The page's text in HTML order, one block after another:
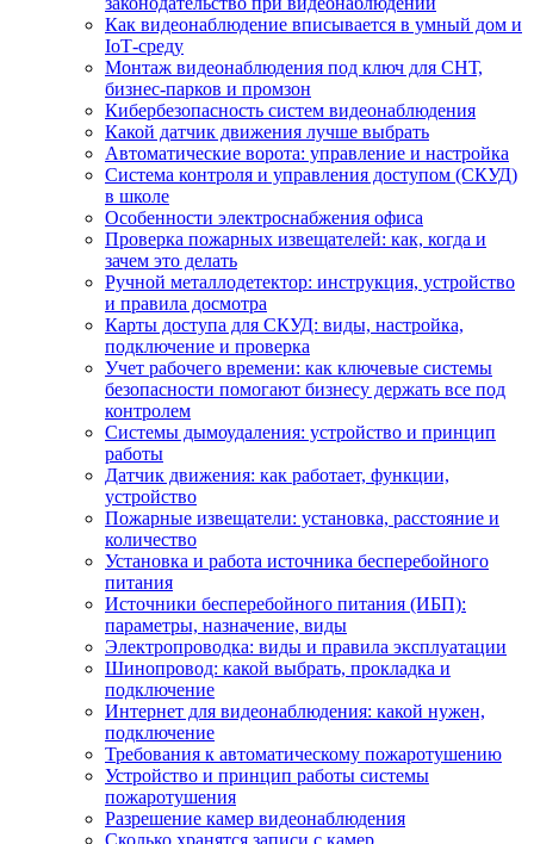
Как видеонаблюдение вписывается в умный дом и
IoT‑среду
Монтаж видеонаблюдения под ключ для СНТ,
бизнес‑парков и промзон
Кибербезопасность систем видеонаблюдения
Какой датчик движения лучше выбрать
Автоматические ворота: управление и настройка
Система контроля и управления доступом (СКУД)
в школе
Особенности электроснабжения офиса
Проверка пожарных извещателей: как, когда и
зачем это делать
Ручной металлодетектор: инструкция, устройство
и правила досмотра
Карты доступа для СКУД: виды, настройка,
подключение и проверка
Учет рабочего времени: как ключевые системы
безопасности помогают бизнесу держать все под
контролем
Системы дымоудаления: устройство и принцип
работы
Датчик движения: как работает, функции,
устройство
Пожарные извещатели: установка, расстояние и
количество
Установка и работа источника бесперебойного
питания
Источники бесперебойного питания (ИБП):
параметры, назначение, виды
Электропроводка: виды и правила эксплуатации
Шинопровод: какой выбрать, прокладка и
подключение
Интернет для видеонаблюдения: какой нужен,
подключение
Требования к автоматическому пожаротушению
Устройство и принцип работы системы
пожаротушения
Разрешение камер видеонаблюдения
Сколько хранятся записи с камер